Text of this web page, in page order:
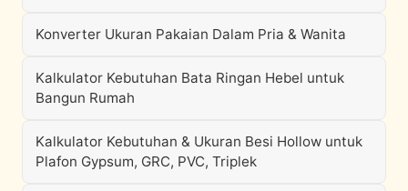
Konverter Ukuran Pakaian Dalam Pria & Wanita
Kalkulator Kebutuhan Bata Ringan Hebel untuk
Bangun Rumah
Kalkulator Kebutuhan & Ukuran Besi Hollow untuk
Plafon Gypsum, GRC, PVC, Triplek